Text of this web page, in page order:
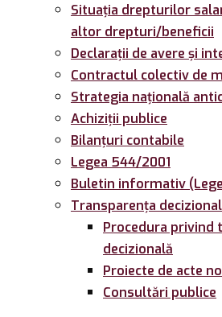
Situația drepturilor
altor drepturi/beneficii
Declarații de avere și
Contractul colectiv de
Strategia națională
Achiziții publice
Bilanțuri contabile
Legea 544/2001
Buletin informativ
Transparența
Procedura privind
decizională
Proiecte de acte
Consultări publice